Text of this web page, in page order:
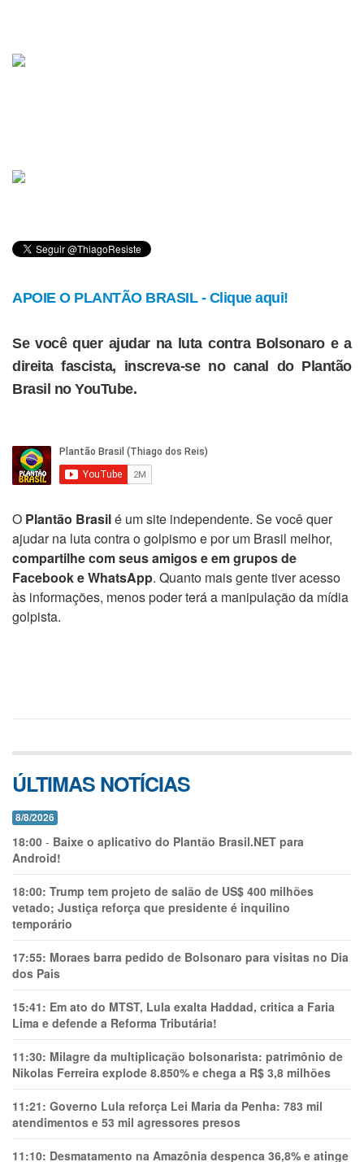
APOIE O PLANTÃO BRASIL - Clique aqui!
Se você quer ajudar na luta contra Bolsonaro e a
direita fascista, inscreva-se no canal do Plantão
Brasil no YouTube.
O Plantão Brasilé um site independente. Se você quer
ajudar na luta contra o golpismo e por um Brasil melhor,
compartilhe com seus amigos e em grupos de
Facebook e WhatsApp. Quanto mais gente tiver acesso
às informações, menos poder terá a manipulação da mídia
golpista.
ÚLTIMAS NOTÍCIAS
8/8/2026
18:00 - Baixe o aplicativo do Plantão Brasil.NET para
Android!
18:00: Trump tem projeto de salão de US$ 400 milhões
vetado; Justiça reforça que presidente é inquilino
temporário
17:55: Moraes barra pedido de Bolsonaro para visitas no Dia
dos Pais
15:41: Em ato do MTST, Lula exalta Haddad, critica a Faria
Lima e defende a Reforma Tributária!
11:30: Milagre da multiplicação bolsonarista: patrimônio de
Nikolas Ferreira explode 8.850% e chega a R$ 3,8 milhões
11:21: Governo Lula reforça Lei Maria da Penha: 783 mil
atendimentos e 53 mil agressores presos
11:10: Desmatamento na Amazônia despenca 36,8% e atinge